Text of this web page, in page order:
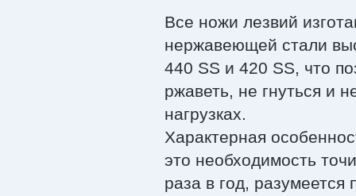
Все ножи лезвий
нержавеющей стали
440 SS и 420 SS, что
ржаветь, не гнуться и
нагрузках.
Характерная
это необходимость
раза в год, разумеется